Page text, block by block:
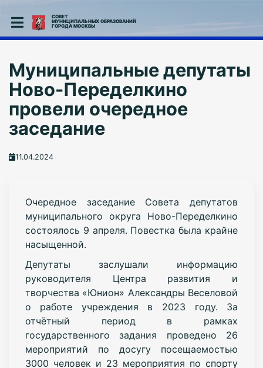
СОВЕТ
МУНИЦИПАЛЬНЫХ ОБРАЗОВАНИЙ
ГОРОДА МОСКВЫ
Муниципальные депутаты
Ново-Переделкино
провели очередное
заседание
11.04.2024
Очередное заседание Совета депутатов
муниципального округа Ново-Переделкино
состоялось 9 апреля. Повестка была крайне
насыщенной.
Депутаты заслушали информацию
руководителя Центра развития и
творчества «Юнион» Александры Веселовой
о работе учреждения в 2023 году. За
отчётный период в рамках
государственного задания проведено 26
мероприятий по досугу посещаемостью
3000 человек и 23 мероприятия по спорту